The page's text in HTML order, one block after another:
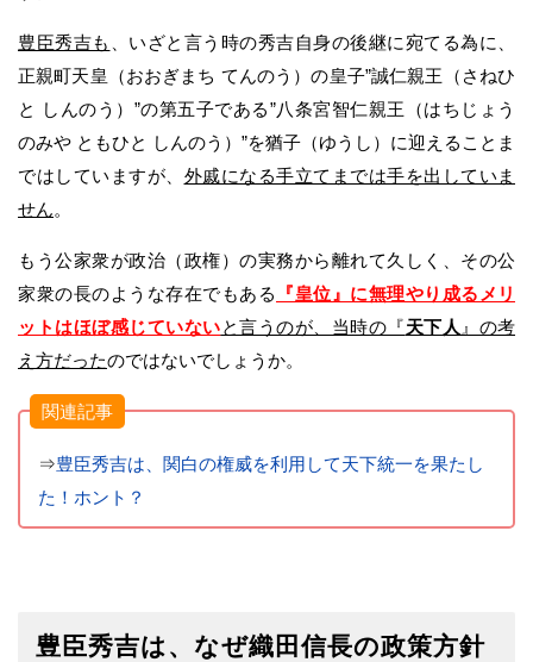
豊臣秀吉も
、いざと言う時の秀吉自身の後継に宛てる為に、
正親町天皇（おおぎまち てんのう）の皇子”誠仁親王（さねひ
と しんのう）”の第五子である”八条宮智仁親王（はちじょう
のみや ともひと しんのう）”を猶子（ゆうし）に迎えることま
ではしていますが、 外戚になる手立てまでは手を出していま
せん。
もう公家衆が政治（政権）の実務から離れて久しく、その公
家衆の長のような存在でもある
『皇位』に無理やり成るメリ
ットはほぼ感じていないと言うのが、当時の『天下人 』の考
え方だったのではないでしょうか。
関連記事
⇒豊臣秀吉は、関白の権威を利用して天下統一を果たし
た！ホント？
豊臣秀吉は、なぜ織田信長の政策方針